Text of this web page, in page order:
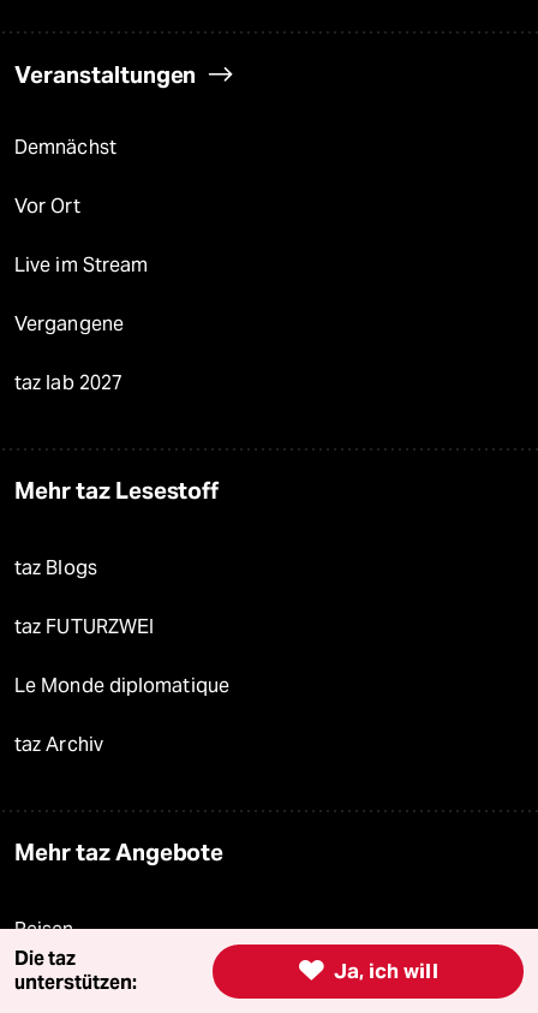
Veranstaltungen
Demnächst
Vor Ort
Live im Stream
Vergangene
taz lab 2027
Mehr taz Lesestoff
taz Blogs
taz FUTURZWEI
Le Monde diplomatique
taz Archiv
Mehr taz Angebote
Reisen
Kantine
 Ja, ich will
Die taz
unterstützen: